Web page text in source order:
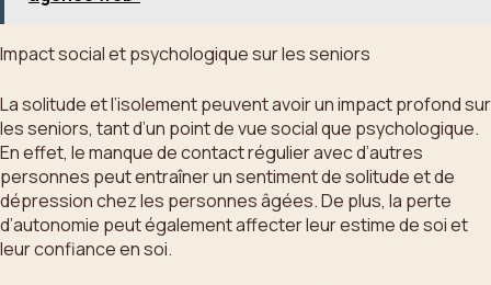
Impact social et psychologique sur les seniors
La solitude et l’isolement peuvent avoir un impact profond sur
les seniors, tant d’un point de vue social que psychologique.
En effet, le manque de contact régulier avec d’autres
personnes peut entraîner un sentiment de solitude et de
dépression chez les personnes âgées. De plus, la perte
d’autonomie peut également affecter leur estime de soi et
leur confiance en soi.